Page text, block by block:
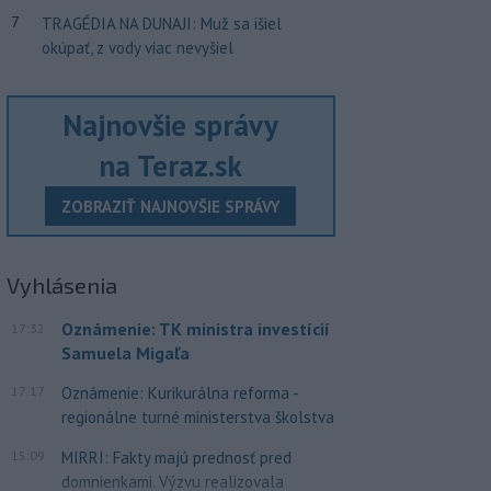
7
TRAGÉDIA NA DUNAJI: Muž sa išiel
okúpať, z vody viac nevyšiel
Najnovšie správy
na Teraz.sk
ZOBRAZIŤ NAJNOVŠIE SPRÁVY
Vyhlásenia
17:32
Oznámenie: TK ministra investícií
Samuela Migaľa
17:17
Oznámenie: Kurikurálna reforma -
regionálne turné ministerstva školstva
15:09
MIRRI: Fakty majú prednosť pred
domnienkami. Výzvu realizovala